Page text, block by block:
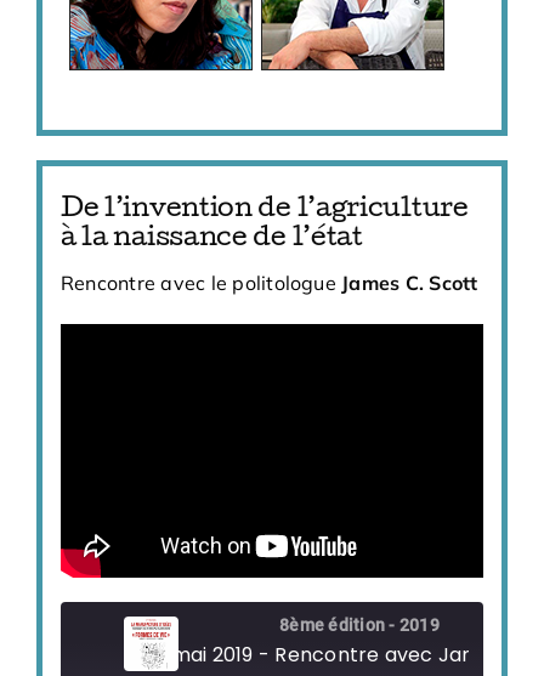
De l’invention de l’agriculture
à la naissance de l’état
Rencontre avec le politologue James C. Scott
8ème édition - 2019